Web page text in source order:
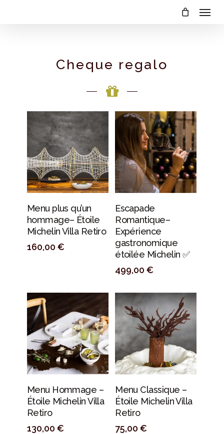
Cheque regalo
PERSONALIZAR
Menu plus qu’un
hommage– Étoile
Michelin Villa Retiro
160,00 €
PERSONALIZAR
Escapade
Romantique–
Expérience
gastronomique
étoilée Michelin ✅
499,00€
PERSONALIZAR
Menu Hommage –
Étoile Michelin Villa
Retiro
130,00 €
PERSONALIZAR
Menu Classique –
Étoile Michelin Villa
Retiro
75,00€